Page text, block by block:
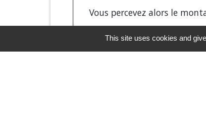
Vous percevez alors le
infoÀ savoir
This site uses cookies and